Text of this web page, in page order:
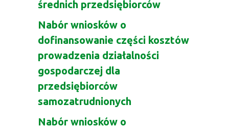
średnich przedsiębiorców
Nabór wniosków o
dofinansowanie części kosztów
prowadzenia działalności
gospodarczej dla
przedsiębiorców
samozatrudnionych
Nabór wniosków o